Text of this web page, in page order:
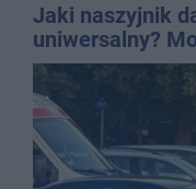
Jaki naszyjnik
uniwersalny?
wielu stylizacji